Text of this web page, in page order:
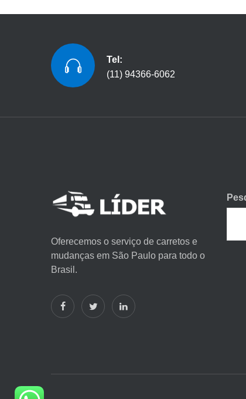
Tel:
(11) 94366-6062
Oferecemos o serviço de carretos e
mudanças em São Paulo para todo o
Brasil.